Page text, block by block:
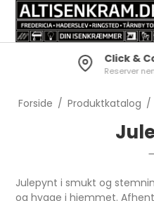
Click &
Reserver
Forside / Produktkatalog /
Julepynt i smukt og
og hygge i hjemmet.